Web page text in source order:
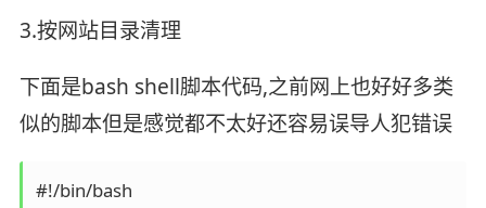
3.按网站目录清理
下面是bash shell脚本代码,之前网上也好好多类
似的脚本但是感觉都不太好还容易误导人犯错误
#!/bin/bash